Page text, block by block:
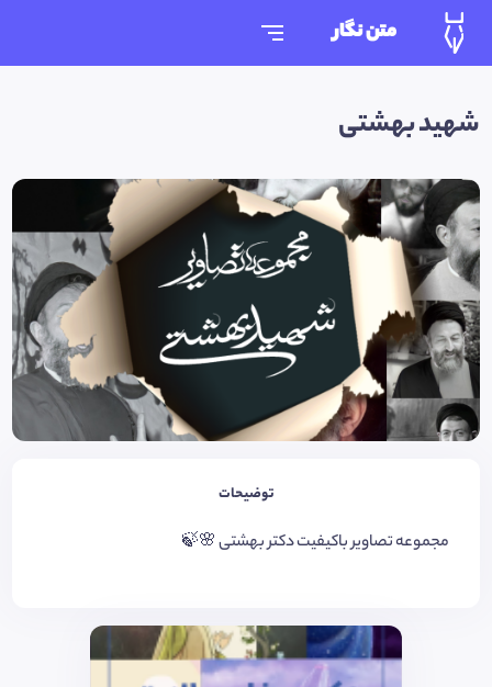
متن نگار
شهید بهشتی
توضیحات
مجموعه تصاویر باکیفیت دکتر بهشتی 🌸🍃